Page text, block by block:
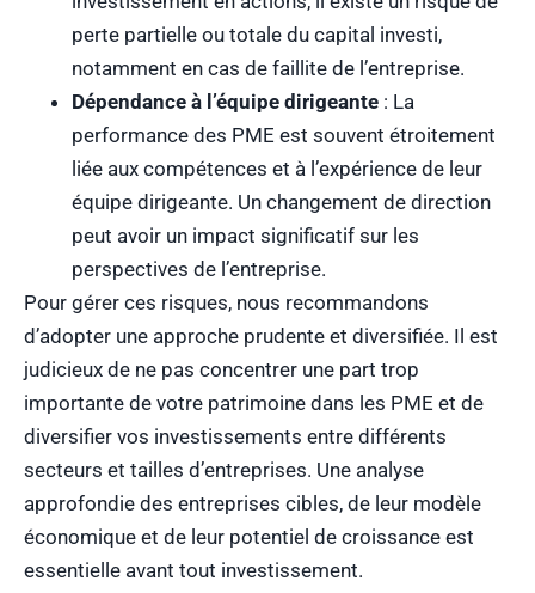
perte partielle ou totale du capital investi,
notamment en cas de faillite de l’entreprise.
Dépendance à l’équipe dirigeante : La
performance des PME est souvent étroitement
liée aux compétences et à l’expérience de leur
équipe dirigeante. Un changement de direction
peut avoir un impact significatif sur les
perspectives de l’entreprise.
Pour gérer ces risques, nous recommandons
d’adopter une approche prudente et diversifiée. Il est
judicieux de ne pas concentrer une part trop
importante de votre patrimoine dans les PME et de
diversifier vos investissements entre différents
secteurs et tailles d’entreprises. Une analyse
approfondie des entreprises cibles, de leur modèle
économique et de leur potentiel de croissance est
essentielle avant tout investissement.